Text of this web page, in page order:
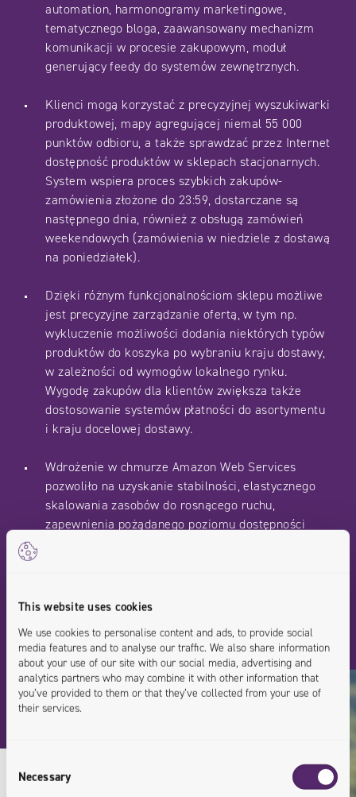
This website uses cookies
We use cookies to personalise content and ads, to provide social
media features and to analyse our traffic. We also share information
about your use of our site with our social media, advertising and
analytics partners who may combine it with other information that
you’ve provided to them or that they’ve collected from your use of
their services.
Selection
Necessary
automation, harmonogramy marketingowe,
tematycznego bloga, zaawansowany mechanizm
komunikacji w procesie zakupowym, moduł
generujący feedy do systemów zewnętrznych.
Klienci mogą korzystać z precyzyjnej wyszukiwarki
produktowej, mapy agregującej niemal 55 000
punktów odbioru, a także sprawdzać przez Internet
dostępność produktów w sklepach stacjonarnych.
System wspiera proces szybkich zakupów-
zamówienia złożone do 23:59, dostarczane są
następnego dnia, również z obsługą zamówień
weekendowych (zamówienia w niedziele z dostawą
na poniedziałek).
Dzięki różnym funkcjonalnościom sklepu możliwe
jest precyzyjne zarządzanie ofertą, w tym np.
wykluczenie możliwości dodania niektórych typów
produktów do koszyka po wybraniu kraju dostawy,
w zależności od wymogów lokalnego rynku.
Wygodę zakupów dla klientów zwiększa także
dostosowanie systemów płatności do asortymentu
i kraju docelowej dostawy.
Wdrożenie w chmurze Amazon Web Services
pozwoliło na uzyskanie stabilności, elastycznego
skalowania zasobów do rosnącego ruchu,
zapewnienia pożądanego poziomu dostępności
komponentami chmurowymi.